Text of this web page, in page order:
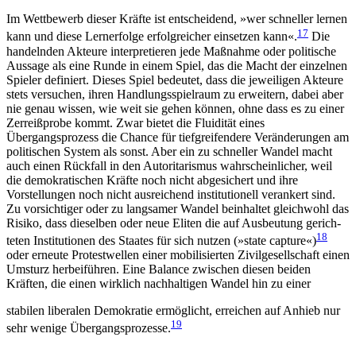
Im Wettbewerb dieser Kräfte ist entscheidend, »wer schneller lernen
kann und diese Lernerfolge erfolgreicher einsetzen kann«.17 Die
handelnden Akteure interpretieren jede Maßnahme oder politische
Aus­sage als eine Runde in einem Spiel, das die Macht der ein­zelnen
Spieler definiert. Dieses Spiel bedeutet, dass die jeweiligen Akteure
stets versuchen, ihren Hand­lungsspielraum zu erweitern, dabei aber
nie genau wissen, wie weit sie gehen können, ohne dass es zu einer
Zerreißprobe kommt. Zwar bietet die Fluidität eines
Übergangsprozess die Chance für tiefgreifendere Veränderungen am
politischen System als sonst. Aber ein zu schneller Wandel macht
auch einen Rückfall in den Autoritarismus wahrscheinlicher, weil
die demokratischen Kräfte noch nicht abgesichert und ihre
Vorstellungen noch nicht ausreichend institutio­nell verankert sind.
Zu vorsichtiger oder zu lang­samer Wandel beinhaltet gleichwohl das
Risiko, dass dieselben oder neue Eliten die auf Ausbeutung gerich­
teten Institutionen des Staates für sich nutzen (»state capture«)18
oder erneute Protestwellen einer mobilisierten Zivilgesellschaft einen
Umsturz herbeiführen. Eine Balance zwischen diesen beiden
Kräften, die einen wirklich nachhaltigen Wandel hin zu einer
stabilen liberalen Demokratie ermöglicht, erreichen auf Anhieb nur
sehr wenige Übergangsprozesse.19